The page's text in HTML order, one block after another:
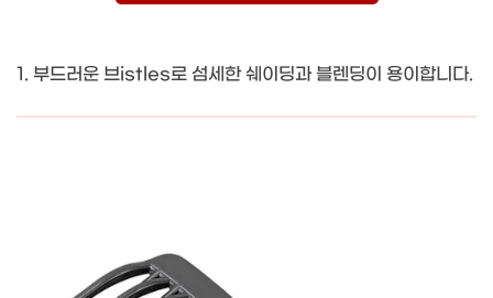
1. 부드러운 브istles로 섬세한 쉐이딩과 블렌딩이 용이합니다.